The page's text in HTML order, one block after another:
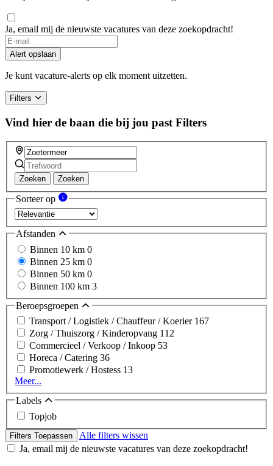
Ja, email mij de nieuwste vacatures van deze zoekopdracht!
Alert opslaan
Je kunt vacature-alerts op elk moment uitzetten.
Filters
Vind hier de baan die bij jou past Filters
Zoeken Zoeken
Sorteer op
Afstanden
Binnen 10 km 0
Binnen 25 km 0
Binnen 50 km 0
Binnen 100 km 3
Beroepsgroepen
Transport / Logistiek / Chauffeur / Koerier 167
Zorg / Thuiszorg / Kinderopvang 112
Commercieel / Verkoop / Inkoop 53
Horeca / Catering 36
Promotiewerk / Hostess 13
Meer...
Labels
Topjob
Filters Toepassen
Alle filters wissen
Ja, email mij de nieuwste vacatures van deze zoekopdracht!